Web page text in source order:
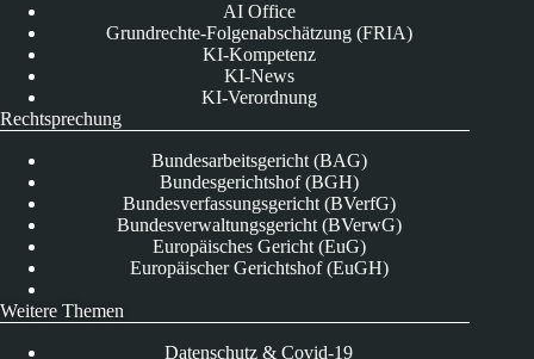
AI Office
Grundrechte-Folgenabschätzung (FRIA)
KI-Kompetenz
KI-News
KI-Verordnung
Rechtsprechung
Bundesarbeitsgericht (BAG)
Bundesgerichtshof (BGH)
Bundesverfassungsgericht (BVerfG)
Bundesverwaltungsgericht (BVerwG)
Europäisches Gericht (EuG)
Europäischer Gerichtshof (EuGH)
Weitere Themen
Datenschutz & Covid-19